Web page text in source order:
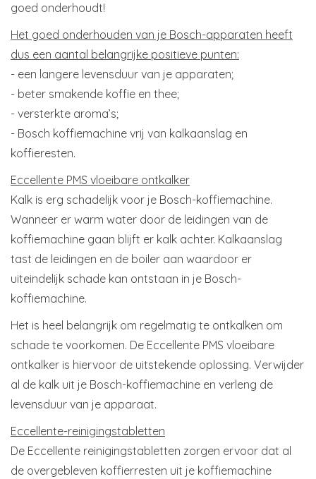
goed onderhoudt!
Het goed onderhouden van je Bosch-apparaten heeft
dus een aantal belangrijke positieve punten:
- een langere levensduur van je apparaten;
- beter smakende koffie en thee;
- versterkte aroma’s;
- Bosch koffiemachine vrij van kalkaanslag en
koffieresten.
Eccellente PMS vloeibare ontkalker
Kalk is erg schadelijk voor je Bosch-koffiemachine.
Wanneer er warm water door de leidingen van de
koffiemachine gaan blijft er kalk achter. Kalkaanslag
tast de leidingen en de boiler aan waardoor er
uiteindelijk schade kan ontstaan in je Bosch-
koffiemachine.
Het is heel belangrijk om regelmatig te ontkalken om
schade te voorkomen. De Eccellente PMS vloeibare
ontkalker is hiervoor de uitstekende oplossing. Verwijder
al de kalk uit je Bosch-koffiemachine en verleng de
levensduur van je apparaat.
Eccellente-reinigingstabletten
De Eccellente reinigingstabletten zorgen ervoor dat al
de overgebleven koffierresten uit je koffiemachine